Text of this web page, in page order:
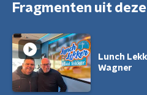
Fragmenten uit
Lunch
Wagner